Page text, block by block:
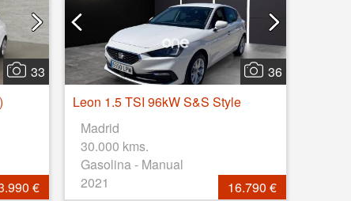
33
€
36
Leon 1.5 TSI 96kW S&S Style
Madrid
30.000 kms.
Gasolina - Manual
2021
16.790 €